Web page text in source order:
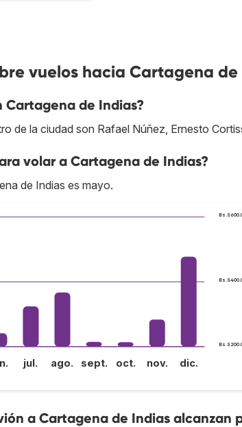
vuelos hacia Cartagena
Cartagena de Indias?
de la ciudad son Rafael Núñez, Ernesto
volar a Cartagena de Indias?
de Indias es mayo.
jul. ago. sept. oct. nov. dic.
a Cartagena de Indias alcanzan